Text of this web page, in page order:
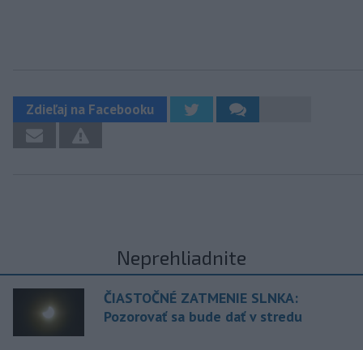
Zdieľaj na Facebooku
Neprehliadnite
ČIASTOČNÉ ZATMENIE SLNKA:
Pozorovať sa bude dať v stredu